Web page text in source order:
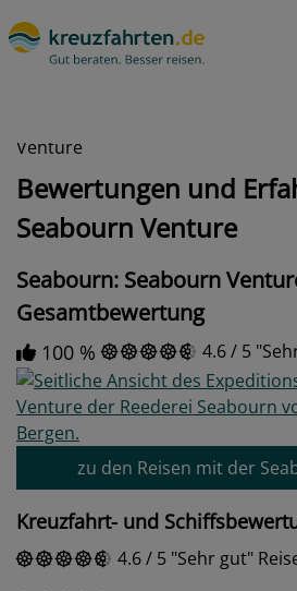
Venture
Bewertungen und
Seabourn Venture
Seabourn: Seabourn
Gesamtbewertung
100 % 4.6/ 5
zu den Reisen mit der
Kreuzfahrt- und
4.6/ 5 Sehr gut